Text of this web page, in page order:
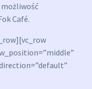
możliwość
Café.